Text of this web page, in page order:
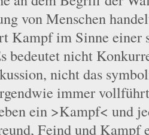
von Menschen
Kampf im Sinne einer
bedeutet nicht
nicht das
immer
ein >Kampf< und
Feind und Kampf